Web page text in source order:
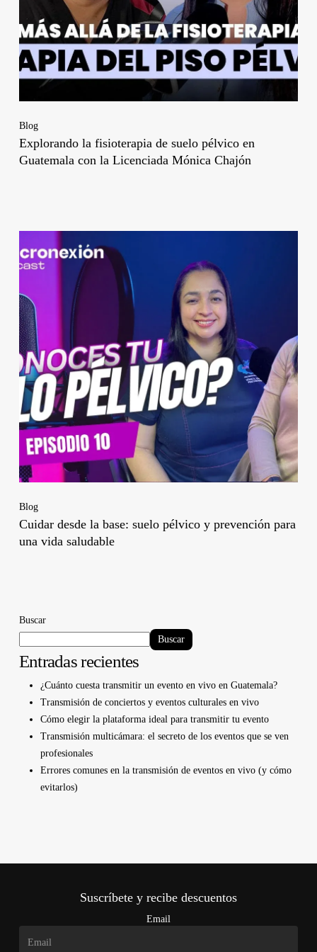
Blog
Explorando la fisioterapia de suelo pélvico en
Guatemala con la Licenciada Mónica Chajón
Blog
Cuidar desde la base: suelo pélvico y prevención para
una vida saludable
Buscar
Buscar
Entradas recientes
¿Cuánto cuesta transmitir un evento en vivo en Guatemala?
Transmisión de conciertos y eventos culturales en vivo
Cómo elegir la plataforma ideal para transmitir tu evento
Transmisión multicámara: el secreto de los eventos que se ven
profesionales
Errores comunes en la transmisión de eventos en vivo (y cómo
evitarlos)
Suscríbete y recibe descuentos
Email